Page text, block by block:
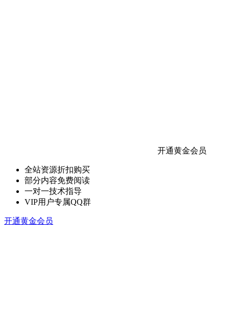
开通黄金会员
全站资源折扣购买
部分内容免费阅读
一对一技术指导
VIP用户专属QQ群
开通黄金会员